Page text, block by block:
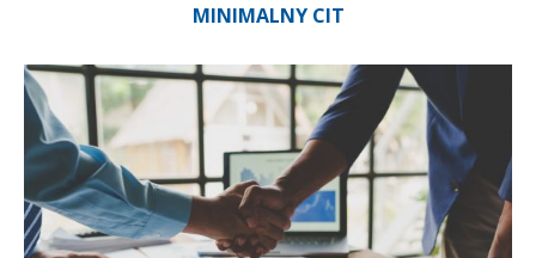
MINIMALNY CIT